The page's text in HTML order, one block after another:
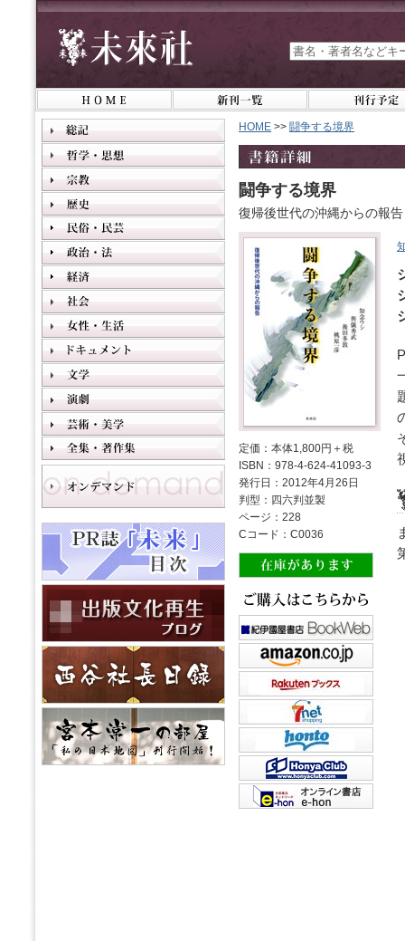
HOME >> 闘争する境界
闘争する境界
復帰後世代の沖縄からの報告
定価：本体1,800円＋税
ISBN：978-4-624-41093-3
発行日：2012年4月26日
判型：四六判並製
ページ：228
Cコード：C0036